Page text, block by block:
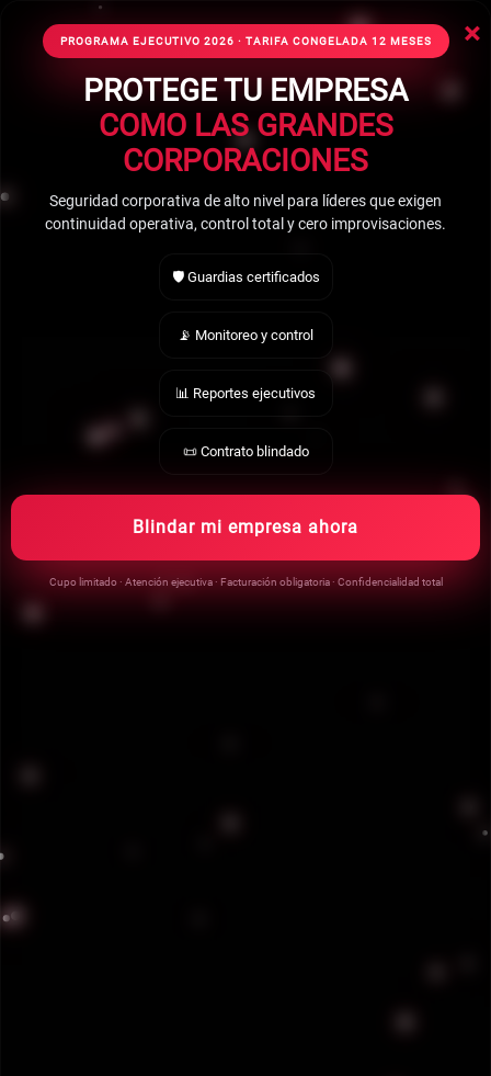
☰ Mostrar Menú ×
PROGRAMA EJECUTIVO 2026 · TARIFA CONGELADA 12 MESES
PROTEGE TU EMPRESA
COMO LAS GRANDES
CORPORACIONES
Seguridad corporativa de alto nivel para líderes que exigen
continuidad operativa, control total y cero improvisaciones.
🛡️ Guardias certificados
📡 Monitoreo y control
📊 Reportes ejecutivos
📜 Contrato blindado
Blindar mi empresa ahora
Cupo limitado · Atención ejecutiva · Facturación obligatoria · Confidencialidad total
GUARDIAS DE
SEGURIDAD
PRIVADA EN
PERINORTE
En Búnker Delta ofrecemos guardias de
seguridad privada en Perinorte. Tu seguridad
con un guardia desde $20,000.00 MXN + IVA;
levantamiento previo.
💬 Cotiza Ahora
👮‍♂️ Ver Nuestros Servicios